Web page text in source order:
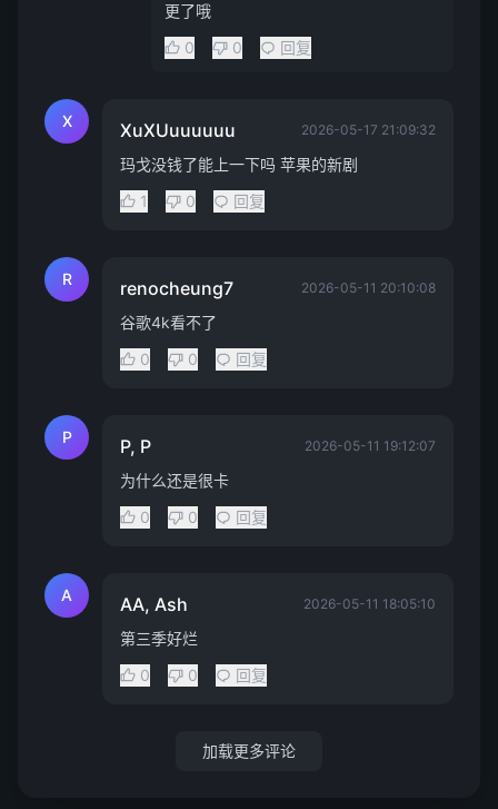
更了哦
0
0 回复
X XuXUuuuuuu 2026-05-17 21:09:32
玛戈没钱了能上一下吗 苹果的新剧
1
0 回复
R renocheung7 2026-05-11 20:10:08
谷歌4k看不了
0
0 回复
P P, P 2026-05-11 19:12:07
为什么还是很卡
0
0 回复
A AA, Ash 2026-05-11 18:05:10
第三季好烂
0
0 回复
加载更多评论